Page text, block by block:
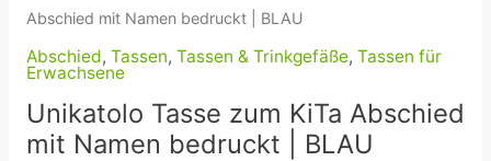
Abschied mit Namen bedruckt | BLAU
Abschied, Tassen, Tassen & Trinkgefäße, Tassen für
Erwachsene
Unikatolo Tasse zum KiTa Abschied
mit Namen bedruckt | BLAU